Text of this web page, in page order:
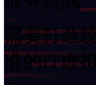
需要打造
准的IT虚